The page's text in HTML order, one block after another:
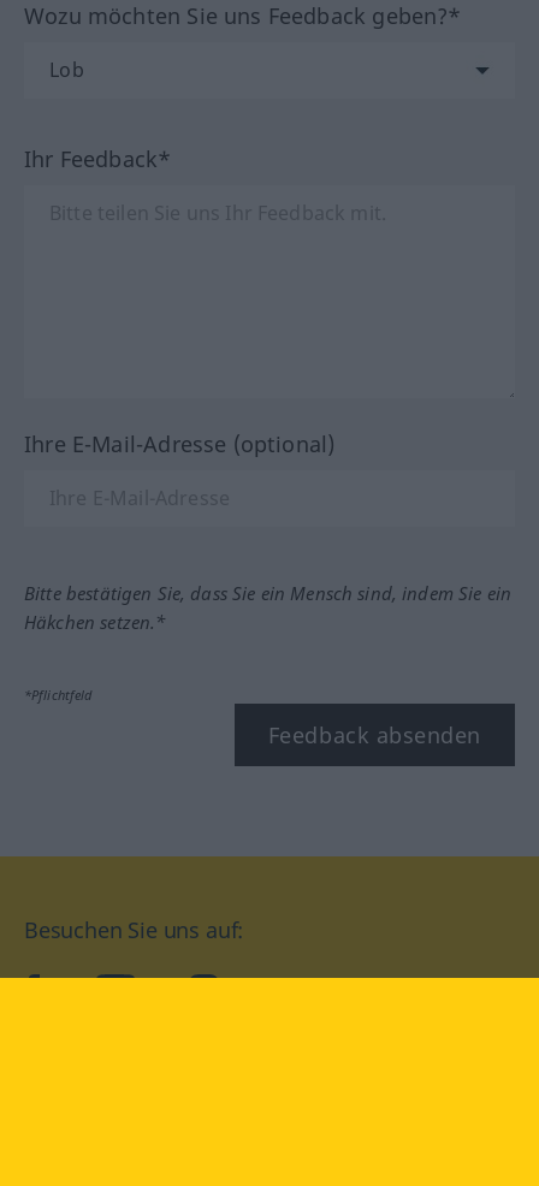
Wozu möchten Sie uns Feedback geben?*
Ihr Feedback*
Ihre E-Mail-Adresse (optional)
Bitte bestätigen Sie, dass Sie ein Mensch sind, indem Sie ein
Häkchen setzen.*
*Pflichtfeld
Feedback absenden
Besuchen Sie uns auf: